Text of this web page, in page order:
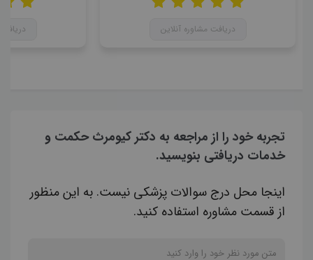
دریافت مشاوره آنلاین
تجربه خود را از مراجعه به دکتر کیومرث حکمت و
خدمات دریافتی بنویسید.
اینجا محل درج سوالات پزشکی نیست. به این منظور
از قسمت مشاوره استفاده کنید.